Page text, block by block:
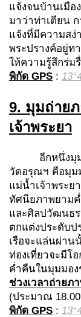
แจ้งจนบ้านเมือ
มาว่าท่าเตียน
แจ้งที่มีความสง่
พระปรางค์อยู่ท
ให้ความรู้สึกร่ม
พิกัด GPS :
9. มุมถ่าย
เจ้าพระยา
อีกหนึ่งมุ
วัดอรุณฯ คือมุม
แม่น้ำเจ้าพระย
ทัศนียภาพยาม
และศิลปวัฒนธร
ตกแต่งประดับป
เรือจะแล่นผ่า
ท่องเที่ยวจะมีโ
ค่ำคืนในมุมมอง
ช่วงเวลาถ่ายภ
(ประมาณ
พิกัด GPS :